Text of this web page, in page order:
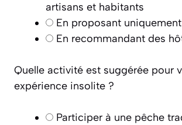
artisans et habitants
En proposant
En recommandant des
Quelle activité est suggérée pour
expérience insolite ?
Participer à une pêche